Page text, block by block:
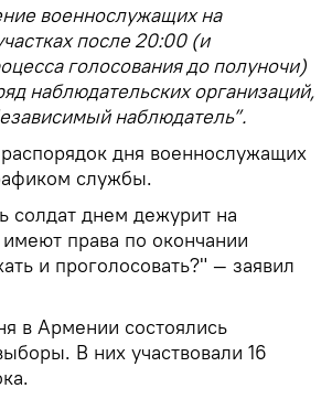
военнослужащих на
после 20:00 (и
голосования до полуночи)
наблюдательских организаций,
наблюдатель”.
дня военнослужащих
службы.
солдат днем дежурит на
права по окончании
и проголосовать?" — заявил
в Армении состоялись
В них участвовали 16